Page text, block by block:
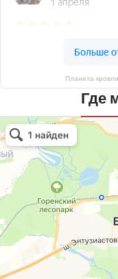
Планета
Где
Планета кровли
Кровля и кровельные
Окна в Балашихе